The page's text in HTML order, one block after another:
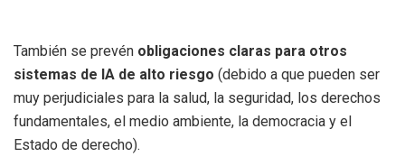
También se prevén obligaciones claras para otros
sistemas de IA de alto riesgo (debido a que pueden ser
muy perjudiciales para la salud, la seguridad, los derechos
fundamentales, el medio ambiente, la democracia y el
Estado de derecho).